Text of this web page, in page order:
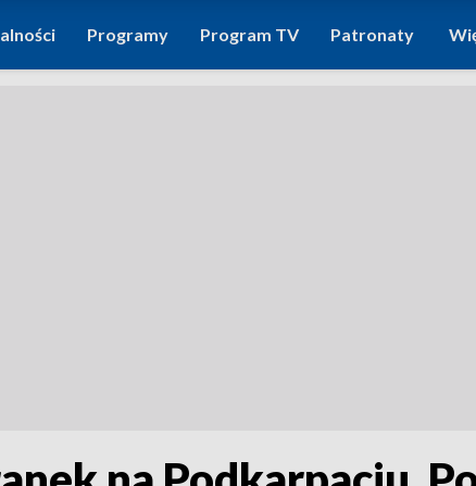
Programy Program TV Patronaty